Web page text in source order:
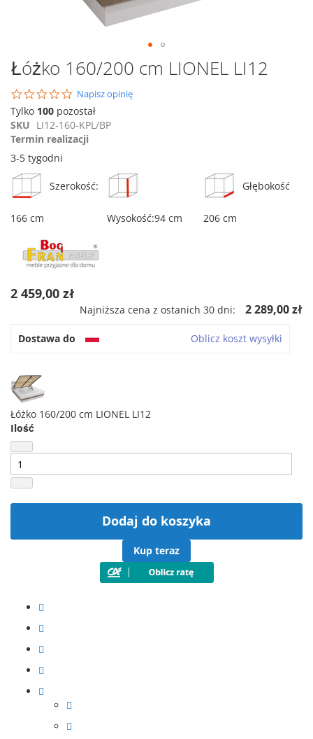
Przejdź
na
początek
galerii
Łóżko 160/200 cm LIONEL LI12
0.0
star
rating
Napisz opinię
Tylko 100 pozostał
SKU LI12-160-KPL/BP
Termin realizacji
3-5 tygodni
Szerokość:
166 cm Wysokość:94 cm
Głębokość
206 cm
2 459,00 zł
Najniższa cena z ostanich 30 dni: 2 289,00 zł
Dostawa do Oblicz koszt wysyłki
Łóżko 160/200 cm LIONEL LI12
Ilość
Dodaj do koszyka
Kup teraz